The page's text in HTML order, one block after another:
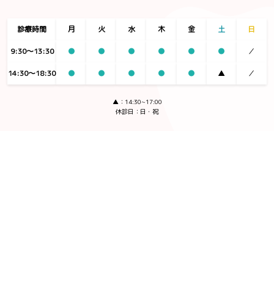
診療時間 月 火 水 木 金 土 日
9:30〜13:30 ● ● ● ● ● ● ／
14:30〜18:30 ● ● ● ● ● ▲ ／
▲：14:30~17:00
休診日：日・祝